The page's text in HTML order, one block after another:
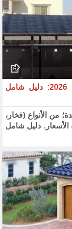
أفضل أنواع القرميدفي حي الصفاواسعارها 2026: دليل شامل
من الأنواع (فخار،
دليل شامل